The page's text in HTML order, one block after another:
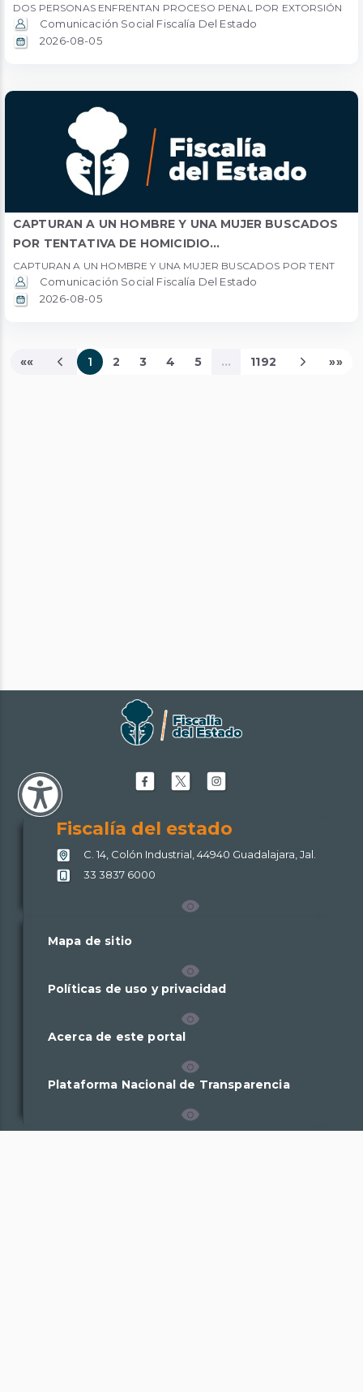
DOS PERSONAS ENFRENTAN PROCESO PENAL POR EXTORSIÓN
Comunicación Social Fiscalía Del Estado
2026-08-05
CAPTURAN A UN HOMBRE Y UNA MUJER BUSCADOS
POR TENTATIVA DE HOMICIDIO...
CAPTURAN A UN HOMBRE Y UNA MUJER BUSCADOS POR TENT
Comunicación Social Fiscalía Del Estado
2026-08-05
«« 1Página Actual
2 3 4 5 ... 1192 »»
Facebook
Fiscalía
del
estado
X
Fiscalía
del
estado
Instagram
Fiscalía
del
estado
Fiscalía del estado
C. 14, Colón Industrial, 44940 Guadalajara, Jal.
33 3837 6000
Mapa de sitio
Políticas de uso y privacidad
Acerca de este portal
Plataforma Nacional de Transparencia